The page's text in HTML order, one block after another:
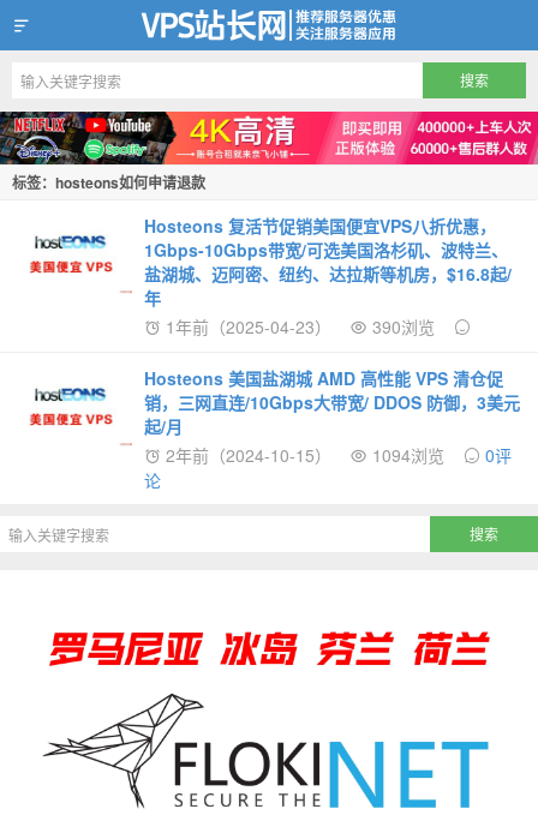
VPS站长网
标签：hosteons如何申请退款
Hosteons 复活节促销美国便宜VPS八折优惠，
1Gbps-10Gbps带宽/可选美国洛杉矶、波特兰、
盐湖城、迈阿密、纽约、达拉斯等机房，$16.8起/
年
1年前（2025-04-23）
390浏览
Hosteons 美国盐湖城 AMD 高性能 VPS 清仓促
销，三网直连/10Gbps大带宽/ DDOS 防御，3美元
起/月
2年前（2024-10-15）
1094浏览
0评
论